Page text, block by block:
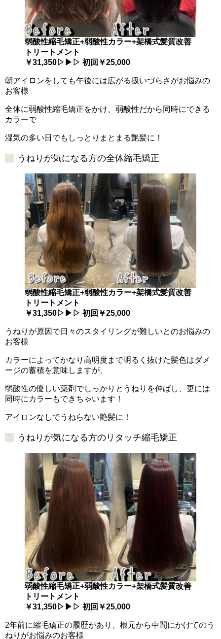
弱酸性縮毛矯正+弱酸性カラー+架橋式髪質改善
トリートメント
￥31,350▷▶▷ 初回￥25,000
朝アイロンをしても午後には広がる扱いづらさがお悩みの
お客様
全体に弱酸性縮毛矯正をかけ、弱酸性だから同時にできる
カラーで
湿気の多い日でもしっとりまとまる艶髪に！
うねりが気になる方の全体縮毛矯正
弱酸性縮毛矯正+弱酸性カラー+架橋式髪質改善
トリートメント
￥31,350▷▶▷ 初回￥25,000
うねりが原因で日々のスタイリングが難しいとのお悩みの
お客様
カラーによってかなり高明度まで明るく抜けた髪色はダメ
ージの蓄積を意味しますが、
弱酸性の優しい薬剤でしっかりとうねりを伸ばし、更には
同時にカラーもできちゃいます！
アイロンなしでうねらない艶髪に！
うねりが気になる方のリタッチ縮毛矯正
弱酸性縮毛矯正+弱酸性カラー+架橋式髪質改善
トリートメント
￥31,350▷▶▷ 初回￥25,000
2年前に縮毛矯正の履歴があり、根元から中間にかけてのう
ねりがお悩みのお客様